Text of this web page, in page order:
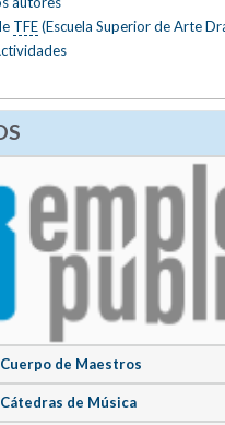
TFE(Escuela Superior de Arte
de Maestros
de Música